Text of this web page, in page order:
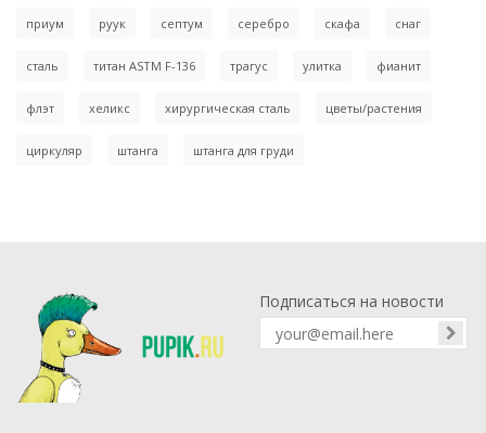
приум руук септум серебро скафа снаг
сталь титан ASTM F-136 трагус улитка фианит
флэт хеликс хирургическая сталь цветы/растения
циркуляр штанга штанга для груди
Подписаться на новости